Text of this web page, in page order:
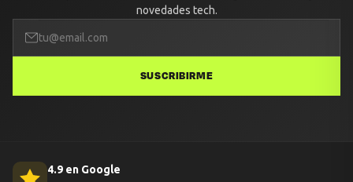
novedades tech.
SUSCRIBIRME
4.9 en Google